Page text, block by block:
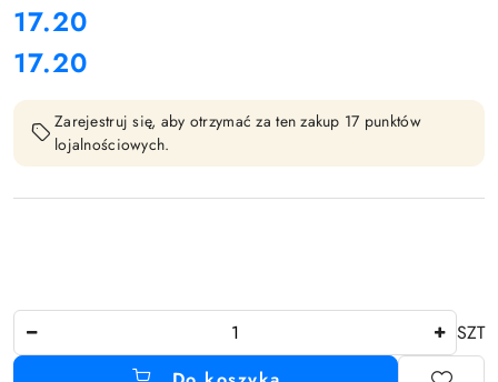
cena:
17.20
Cena:
17.20
Zarejestruj się, aby otrzymać za ten zakup 17 punktów
lojalnościowych.
SZT